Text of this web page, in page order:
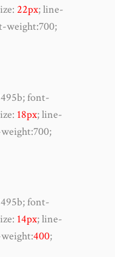
: 22px;line-
weight:700;
;font-
: 18px;line-
;font-
: 14px;line-
400;